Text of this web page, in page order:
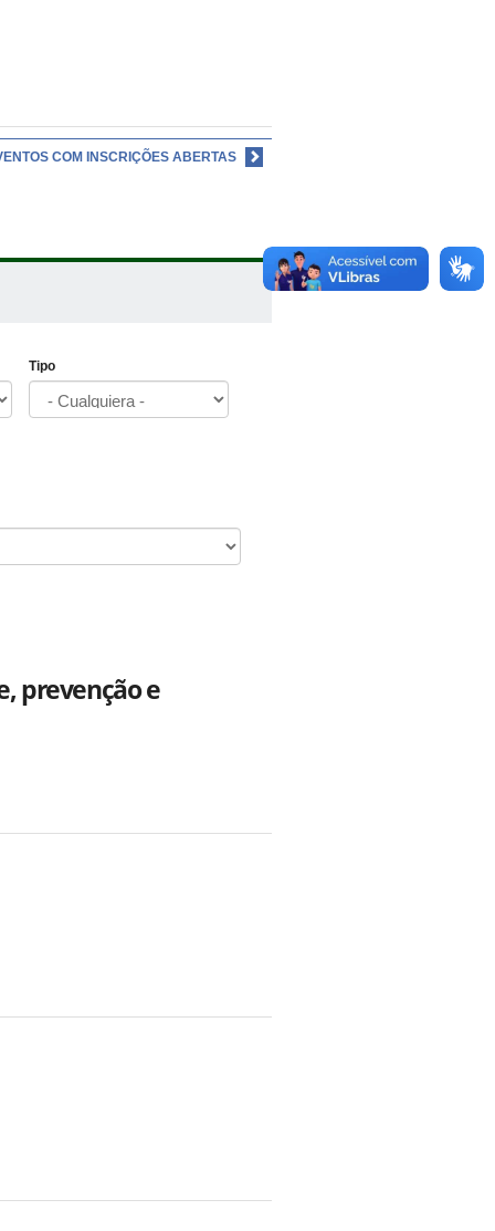
COM INSCRIÇÕES ABERTAS
Tipo
prevenção e